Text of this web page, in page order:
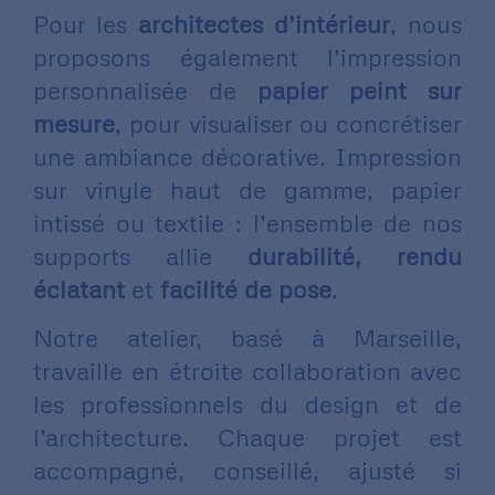
Pour les architectes d’intérieur, nous
proposons également l’impression
personnalisée de papier peint sur
mesure, pour visualiser ou concrétiser
une ambiance décorative. Impression
sur vinyle haut de gamme, papier
intissé ou textile : l’ensemble de nos
supports allie durabilité,
rendu
éclatant et facilité de pose.
Notre atelier, basé à Marseille,
travaille en étroite collaboration avec
les professionnels du design et de
l’architecture. Chaque projet est
accompagné, conseillé, ajusté si